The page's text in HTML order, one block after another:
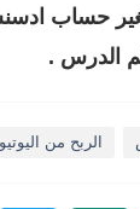
حساب
الدرس .
الربح من